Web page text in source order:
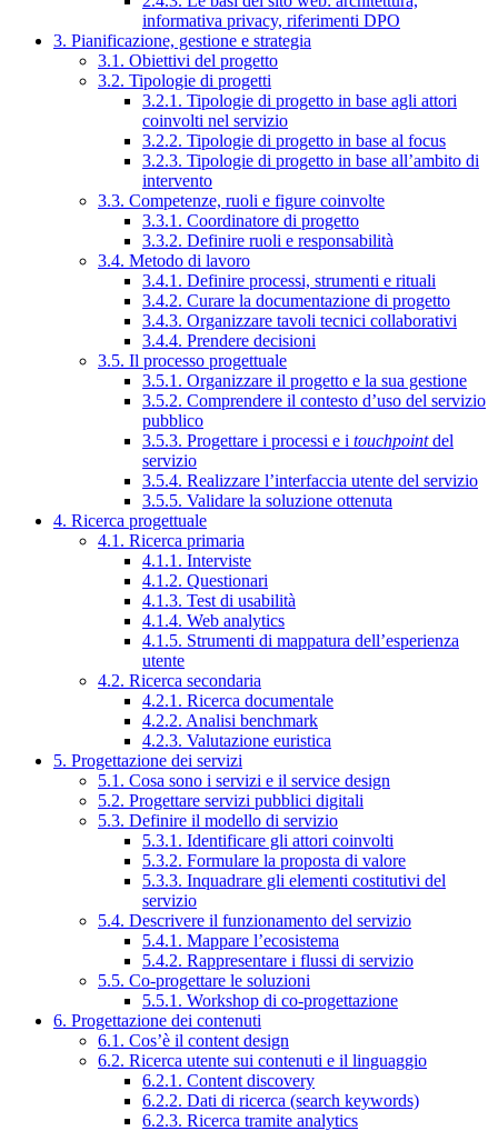
informativa privacy, riferimenti DPO
3. Pianificazione, gestione e strategia
3.1. Obiettivi del progetto
3.2. Tipologie di progetti
3.2.1. Tipologie di progetto in base agli attori
coinvolti nel servizio
3.2.2. Tipologie di progetto in base al focus
3.2.3. Tipologie di progetto in base all’ambito di
intervento
3.3. Competenze, ruoli e figure coinvolte
3.3.1. Coordinatore di progetto
3.3.2. Definire ruoli e responsabilità
3.4. Metodo di lavoro
3.4.1. Definire processi, strumenti e rituali
3.4.2. Curare la documentazione di progetto
3.4.3. Organizzare tavoli tecnici collaborativi
3.4.4. Prendere decisioni
3.5. Il processo progettuale
3.5.1. Organizzare il progetto e la sua gestione
3.5.2. Comprendere il contesto d’uso del servizio
pubblico
3.5.3. Progettare i processi e i touchpointdel
servizio
3.5.4. Realizzare l’interfaccia utente del servizio
3.5.5. Validare la soluzione ottenuta
4. Ricerca progettuale
4.1. Ricerca primaria
4.1.1. Interviste
4.1.2. Questionari
4.1.3. Test di usabilità
4.1.4. Web analytics
4.1.5. Strumenti di mappatura dell’esperienza
utente
4.2. Ricerca secondaria
4.2.1. Ricerca documentale
4.2.2. Analisi benchmark
4.2.3. Valutazione euristica
5. Progettazione dei servizi
5.1. Cosa sono i servizi e il service design
5.2. Progettare servizi pubblici digitali
5.3. Definire il modello di servizio
5.3.1. Identificare gli attori coinvolti
5.3.2. Formulare la proposta di valore
5.3.3. Inquadrare gli elementi costitutivi del
servizio
5.4. Descrivere il funzionamento del servizio
5.4.1. Mappare l’ecosistema
5.4.2. Rappresentare i flussi di servizio
5.5. Co-progettare le soluzioni
5.5.1. Workshop di co-progettazione
6. Progettazione dei contenuti
6.1. Cos’è il content design
6.2. Ricerca utente sui contenuti e il linguaggio
6.2.1. Content discovery
6.2.2. Dati di ricerca (search keywords)
6.2.3. Ricerca tramite analytics